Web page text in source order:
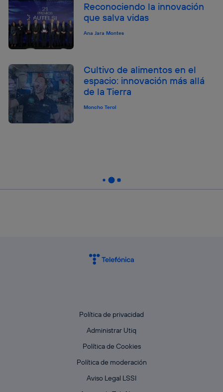
Reconociendo la innovación
que salva vidas
Ana Jara Montes
Cultivo de alimentos en el
espacio: innovación más allá
de la Tierra
Moncho Terol
Política de privacidad
Administrar Utiq
Política de Cookies
Política de moderación
Aviso Legal LSSI